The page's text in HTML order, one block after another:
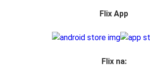
Flix App
Flix na: